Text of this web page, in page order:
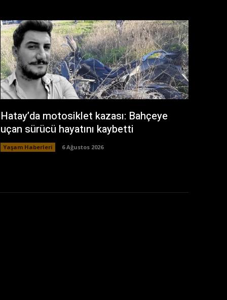
Hatay’da motosiklet kazası: Bahçeye
uçan sürücü hayatını kaybetti
Yaşam Haberleri 6 Ağustos 2026